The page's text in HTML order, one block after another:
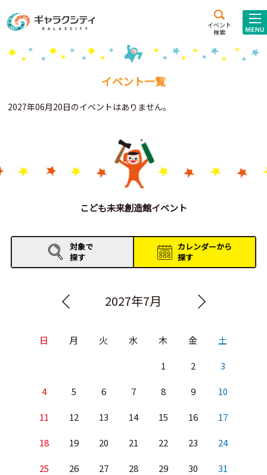
イベント
検索
施設案内
こども
西新井
施設･
Gがくえん
お知らせ
イベントレポート
イベント一覧
2027年06月20日のイベントはありません。
こども未来創造館イベント
対象で
探す
カレンダーから
探す
2027年7月
日 月 火 水 木 金 土
1 2 3
4 5 6 7 8 9 10
11 12 13 14 15 16 17
18 19 20 21 22 23 24
25 26 27 28 29 30 31